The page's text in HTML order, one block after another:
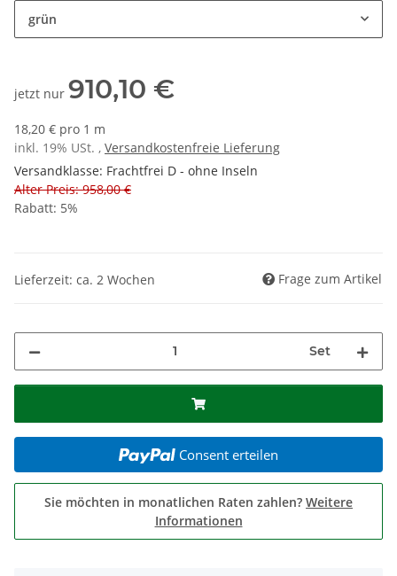
grün
jetzt nur 910,10 €
18,20 € pro 1 m
inkl. 19% USt. , Versandkostenfreie Lieferung
Versandklasse: Frachtfrei D - ohne Inseln
Alter Preis: 958,00 €
Rabatt: 5%
Lieferzeit: ca. 2 Wochen Frage zum Artikel
Set
Consent erteilen
Sie möchten in monatlichen Raten zahlen? Weitere
Informationen